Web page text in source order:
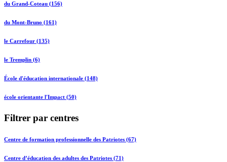
du Grand-Coteau (156)
du Mont-Bruno (161)
le Carrefour (135)
le Tremplin (6)
École d'éducation internationale (148)
école orientante l'Impact (50)
Filtrer par centres
Centre de formation professionnelle des Patriotes (67)
Centre d’éducation des adultes des Patriotes (71)